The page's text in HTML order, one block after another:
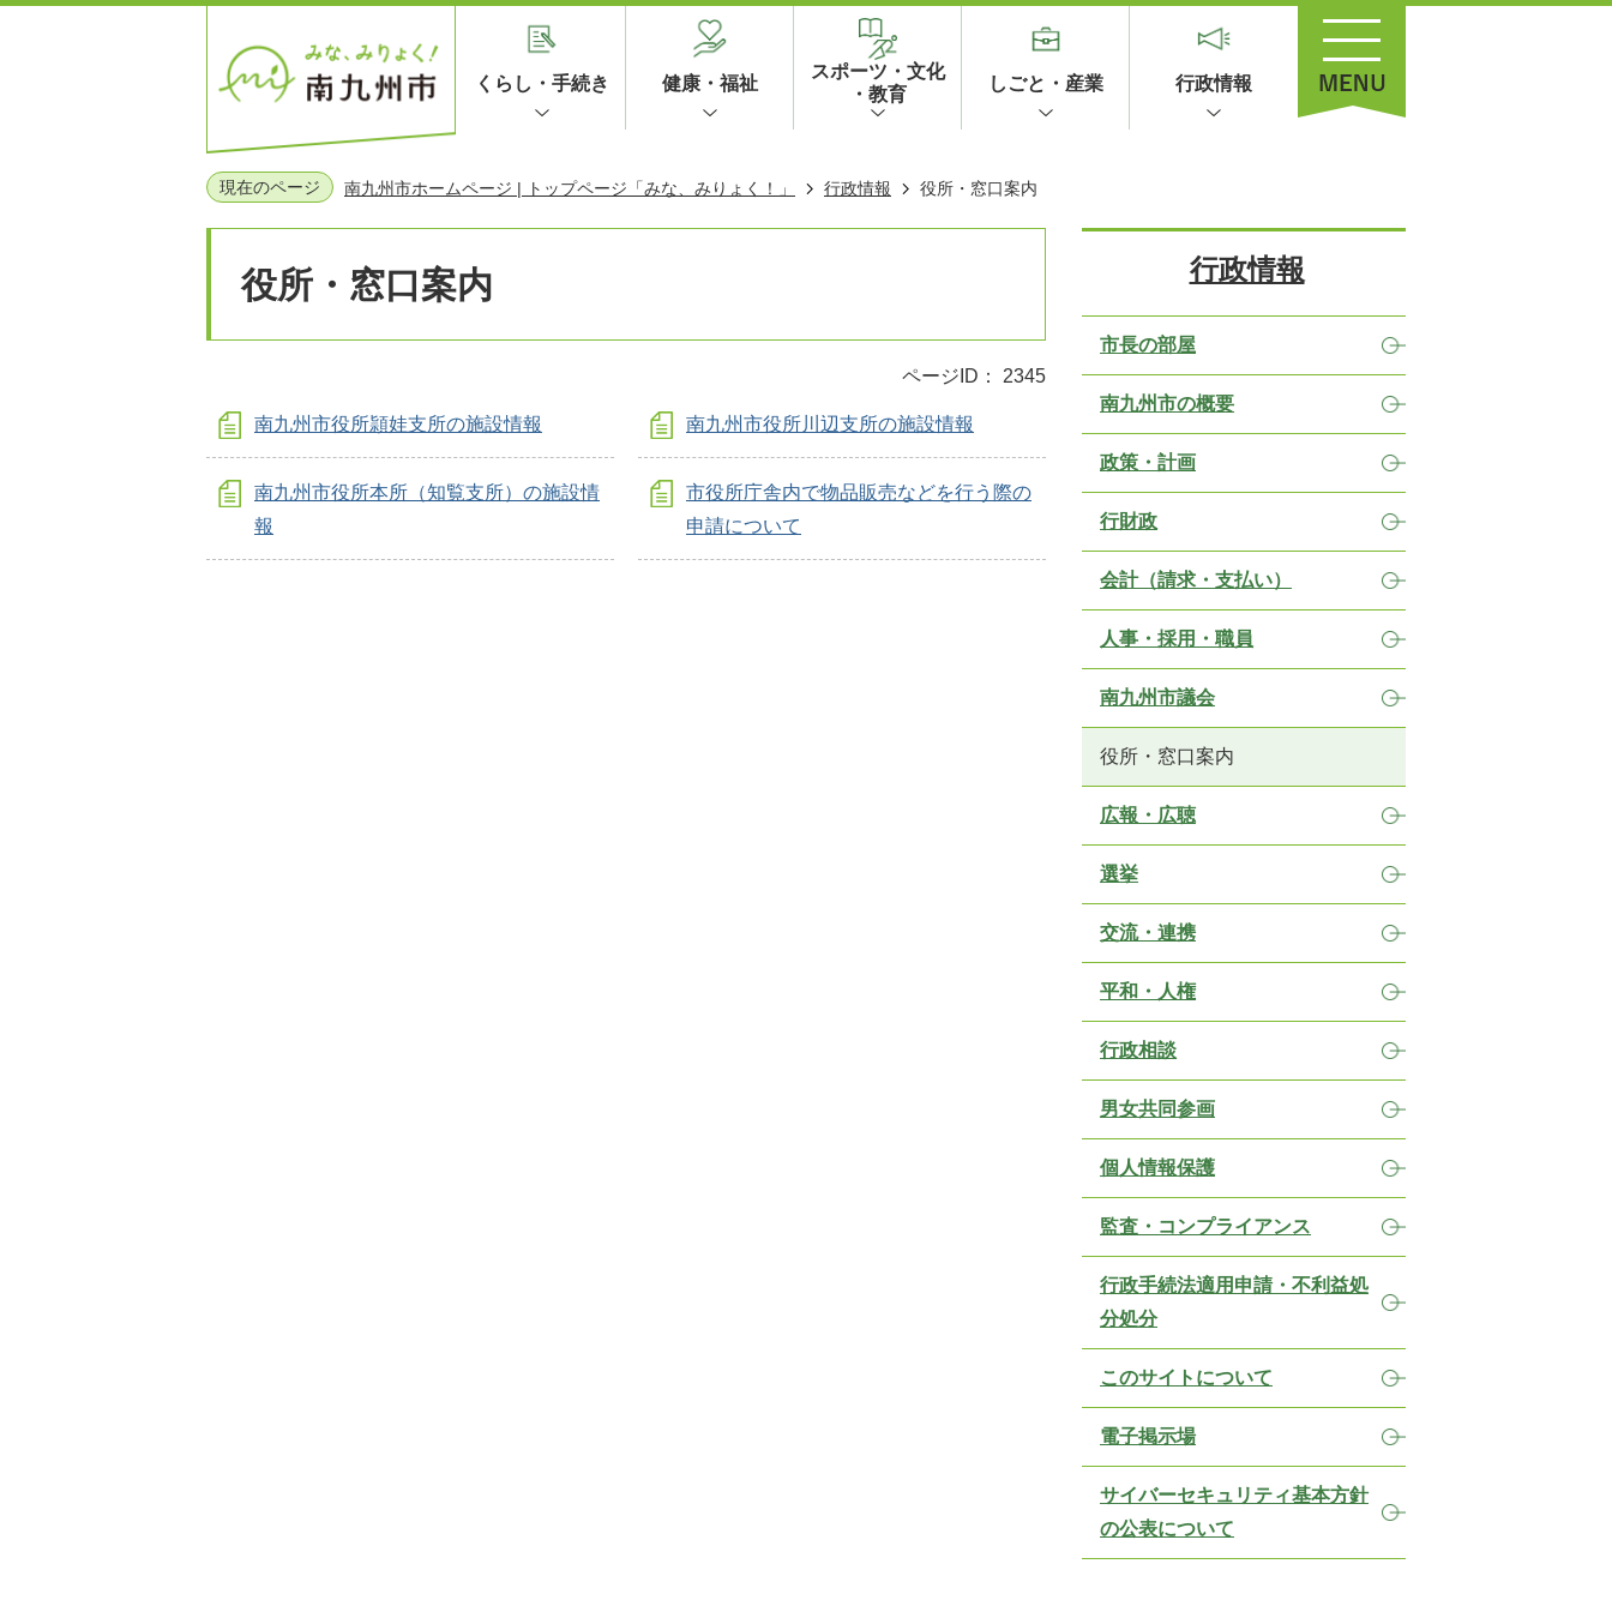
くらし・手続き 健康・福祉
スポーツ・文化
・教育
しごと・産業 行政情報
現在のページ 南九州市ホームページ | トップページ「みな、みりょく！」 行政情報 役所・窓口案内
役所・窓口案内
ページID： 2345
南九州市役所頴娃支所の施設情報 南九州市役所川辺支所の施設情報
南九州市役所本所（知覧支所）の施設情
報
市役所庁舎内で物品販売などを行う際の
申請について
行政情報
市長の部屋
南九州市の概要
政策・計画
行財政
会計（請求・支払い）
人事・採用・職員
南九州市議会
役所・窓口案内
広報・広聴
選挙
交流・連携
平和・人権
行政相談
男女共同参画
個人情報保護
監査・コンプライアンス
行政手続法適用申請・不利益処
分処分
このサイトについて
電子掲示場
サイバーセキュリティ基本方針
の公表について